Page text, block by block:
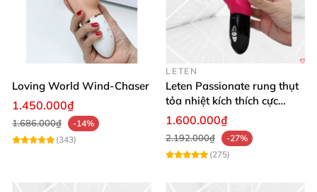
Bạn có muốn tôi điều chỉnh giọng văn cho phong
cách thân thiện hơn hay chuyên nghiệp hơn không?
Loving World Wind-Chaser
1.450.000₫
1.686.000₫
-14%
(343)
LETEN
Leten Passionate rung thụt
tỏa nhiệt kích thích cực
mạnh
1.600.000₫
2.192.000₫
-27%
(275)